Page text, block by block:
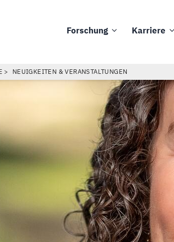
Forschung Karriere
NEUIGKEITEN & VERANSTALTUNGEN